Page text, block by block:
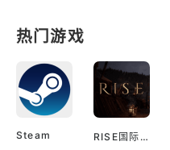
热门游戏
Steam RISE国际服